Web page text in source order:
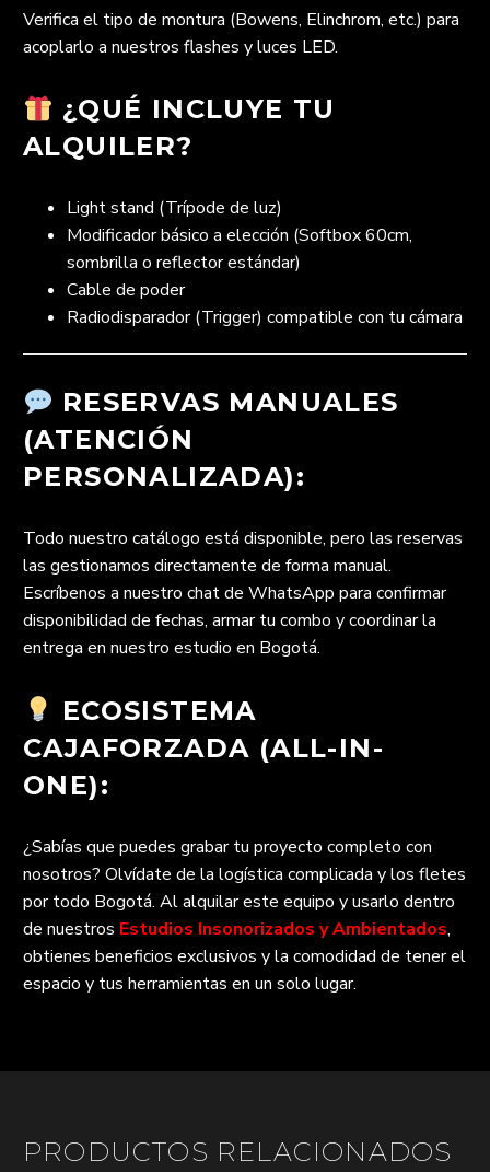
Verifica el tipo de montura (Bowens, Elinchrom, etc.) para
acoplarlo a nuestros flashes y luces LED.
¿QUÉ INCLUYE TU
ALQUILER?
Light stand (Trípode de luz)
Modificador básico a elección (Softbox 60cm,
sombrilla o reflector estándar)
Cable de poder
Radiodisparador (Trigger) compatible con tu cámara
RESERVAS MANUALES
(ATENCIÓN
PERSONALIZADA):
Todo nuestro catálogo está disponible, pero las reservas
las gestionamos directamente de forma manual.
Escríbenos a nuestro chat de WhatsApp para confirmar
disponibilidad de fechas, armar tu combo y coordinar la
entrega en nuestro estudio en Bogotá.
ECOSISTEMA
CAJAFORZADA (ALL-IN-
ONE):
¿Sabías que puedes grabar tu proyecto completo con
nosotros? Olvídate de la logística complicada y los fletes
por todo Bogotá. Al alquilar este equipo y usarlo dentro
de nuestros Estudios Insonorizados y Ambientados,
obtienes beneficios exclusivos y la comodidad de tener el
espacio y tus herramientas en un solo lugar.
PRODUCTOS RELACIONADOS